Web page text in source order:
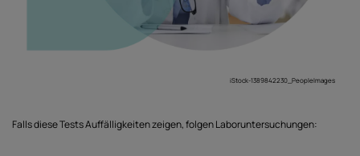
iStock-1389842230_PeopleImages
Falls diese Tests Auffälligkeiten zeigen, folgen Laboruntersuchungen: